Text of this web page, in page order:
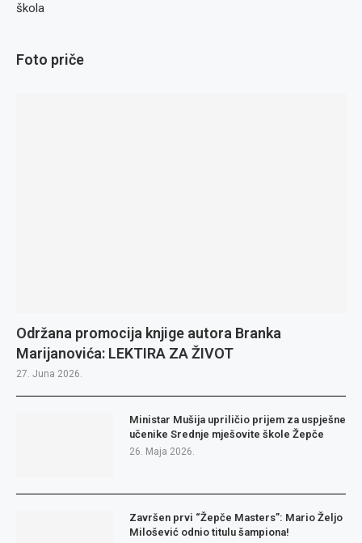
škola
Foto priče
Održana promocija knjige autora Branka
Marijanovića: LEKTIRA ZA ŽIVOT
27. Juna 2026.
Ministar Mušija upriličio prijem za uspješne
učenike Srednje mješovite škole Žepče
26. Maja 2026.
Završen prvi “Žepče Masters”: Mario Željo
Milošević odnio titulu šampiona!